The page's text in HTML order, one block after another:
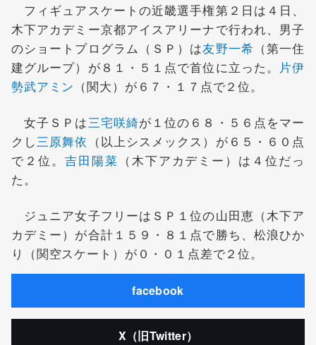
フィギュアスケートの近畿選手権第２日は４日、
木下アカデミー京都アイスアリーナで行われ、男子
のショートプログラム（ＳＰ）は友野一希 （第一住
建グループ）が８１・５１点で首位に立った。 片伊
勢武アミン （関大）が６７・１７点で２位。
女子ＳＰは三宅咲綺が１位の６８・５６点をマー
クし三原舞依 （以上シスメックス）が６５・６０点
で２位。 吉田陽菜 （木下アカデミー）は４位だっ
た。
ジュニア女子フリーはＳＰ１位の山田恵（木下ア
カデミー）が合計１５９・８１点で勝ち、松浪ひか
り（関空スケート）が０・０１点差で２位。
facebook
X（旧Twitter）